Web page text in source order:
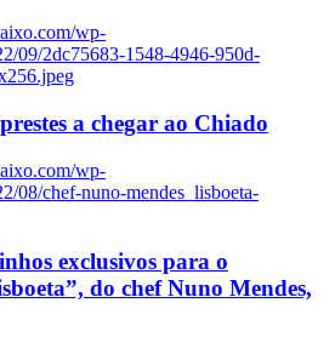
wp-
09/2dc75683-1548-4946-950d-
a chegar ao Chiado
wp-
08/chef-nuno-mendes_lisboeta-
exclusivos para o
do chef Nuno Mendes,